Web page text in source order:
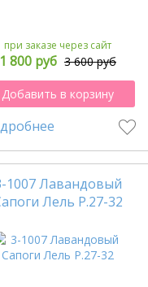
при заказе через сайт
1 800 руб 3 600 руб
Добавить в корзину
1007 Лавандовый
Лель Р.27-32